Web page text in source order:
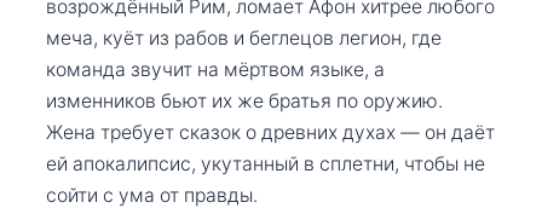
возрождённый Рим, ломает Афон хитрее любого
меча, куёт из рабов и беглецов легион, где
команда звучит на мёртвом языке, а
изменников бьют их же братья по оружию.
Жена требует сказок о древних духах — он даёт
ей апокалипсис, укутанный в сплетни, чтобы не
сойти с ума от правды.